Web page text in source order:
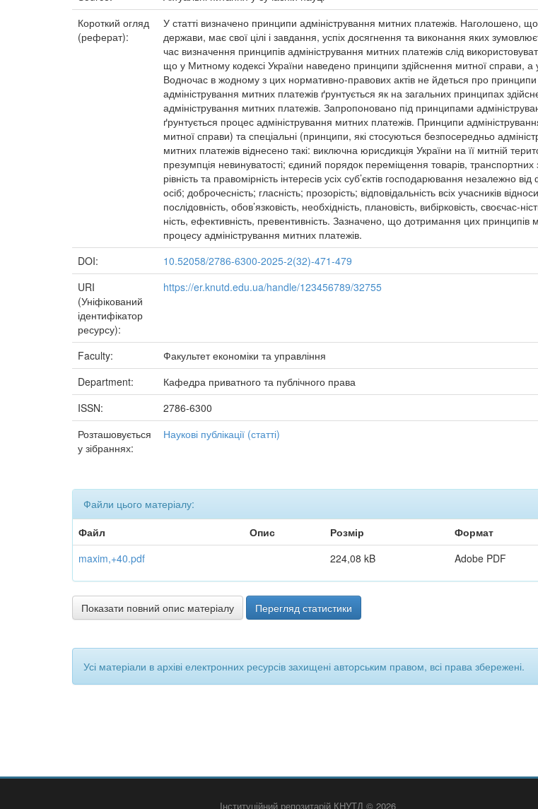
Короткий огляд
(реферат):
У статті визначено принципи адміністрування митних платежів. Наголошено,
держави, має свої цілі і завдання, успіх досягнення та виконання яких
час визначення принципів адміністрування митних платежів слід
що у Митному кодексі України наведено принципи здійснення митної справи,
Водночас в жодному з цих нормативно-правових актів не йдеться про
адміністрування митних платежів ґрунтується як на загальних принципах
адміністрування митних платежів. Запропоновано під принципами
ґрунтується процес адміністрування митних платежів. Принципи
митної справи) та спеціальні (принципи, які стосуються безпосередньо
митних платежів віднесено такі: виключна юрисдикція України на її митній
презумпція невинуватості; єдиний порядок переміщення товарів,
рівність та правомірність інтересів усіх суб’єктів господарювання
осіб; доброчесність; гласність; прозорість; відповідальність всіх учасників
послідовність, обов’язковість, необхідність, плановість, вибірковість, своєчас-
ність, ефективність, превентивність. Зазначено, що дотримання цих
процесу адміністрування митних платежів.
DOI:
10.52058/2786-6300-2025-2(32)-471-479
URI
(Уніфікований
ідентифікатор
ресурсу):
https://er.knutd.edu.ua/handle/123456789/32755
Faculty:
Факультет економіки та управління
Department:
Кафедра приватного та публічного права
ISSN:
2786-6300
Розташовується
у зібраннях:
Наукові публікації (статті)
Файли цього матеріалу:
Файл
Опис Розмір
Формат
maxim,+40.pdf
224,08 kB Adobe PDF
Показати повний опис матеріалу Перегляд статистики
Усі матеріали в архіві електронних ресурсів захищені авторським правом, всі права збережені.
Інституційний репозитарій КНУТД © 2026